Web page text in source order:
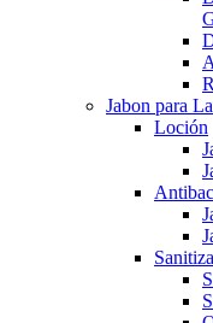
Jabon para
Loción